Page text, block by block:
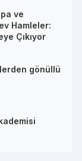
ve
Hamleler:
Çıkıyor
gönüllü